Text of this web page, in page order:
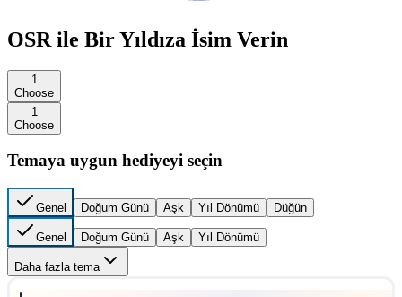
OSR ile Bir Yıldıza İsim Verin
1
Choose
1
Choose
Temaya uygun hediyeyi seçin
Genel Doğum Günü Aşk Yıl Dönümü Düğün
Genel Doğum Günü Aşk Yıl Dönümü
Daha fazla tema